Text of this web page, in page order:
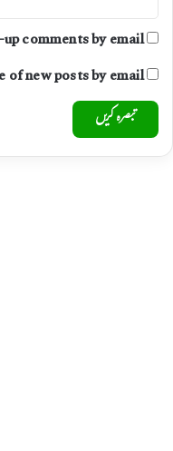
comments by email.
new posts by email.